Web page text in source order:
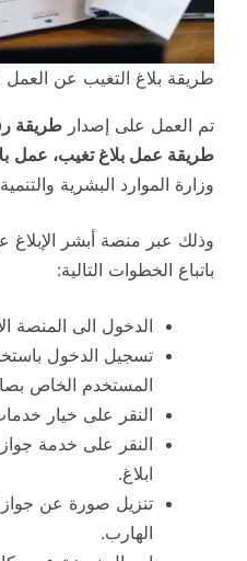
طريقة بلاغ التغيب عن العمل
تم العمل على إصدار طريقة
طريقة عمل بلاغ تغيب، عمل
وزارة الموارد البشرية
وذلك عبر منصة أبشر الإبلاغ
باتباع الخطوات التالية:
الدخول الى المنصة
تسجيل الدخول
المستخدم الخاص
النقر على خيار
النقر على خدمة
ابلاغ.
تنزيل صورة عن جواز
الهارب.